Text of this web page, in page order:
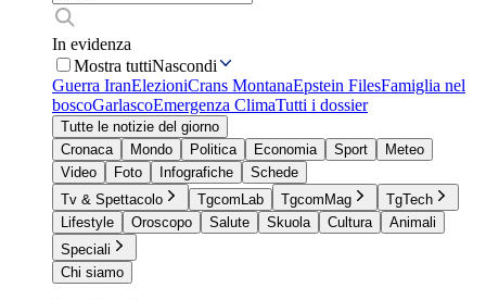
In evidenza
Mostra tuttiNascondi
Guerra IranElezioniCrans MontanaEpstein FilesFamiglia nel
boscoGarlascoEmergenza ClimaTutti i dossier
Tutte le notizie del giorno
Cronaca
Mondo Politica Economia Sport
Meteo
Video
Foto Infografiche
Schede
Tv & Spettacolo
TgcomLab TgcomMag
TgTech
Lifestyle
Oroscopo Salute Skuola Cultura
Animali
Speciali
Chi siamo